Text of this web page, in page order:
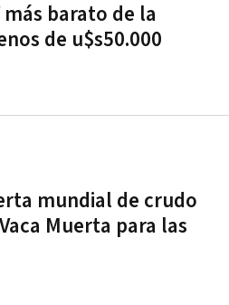
más barato de la
de u$s50.000
mundial de crudo
Muerta para las